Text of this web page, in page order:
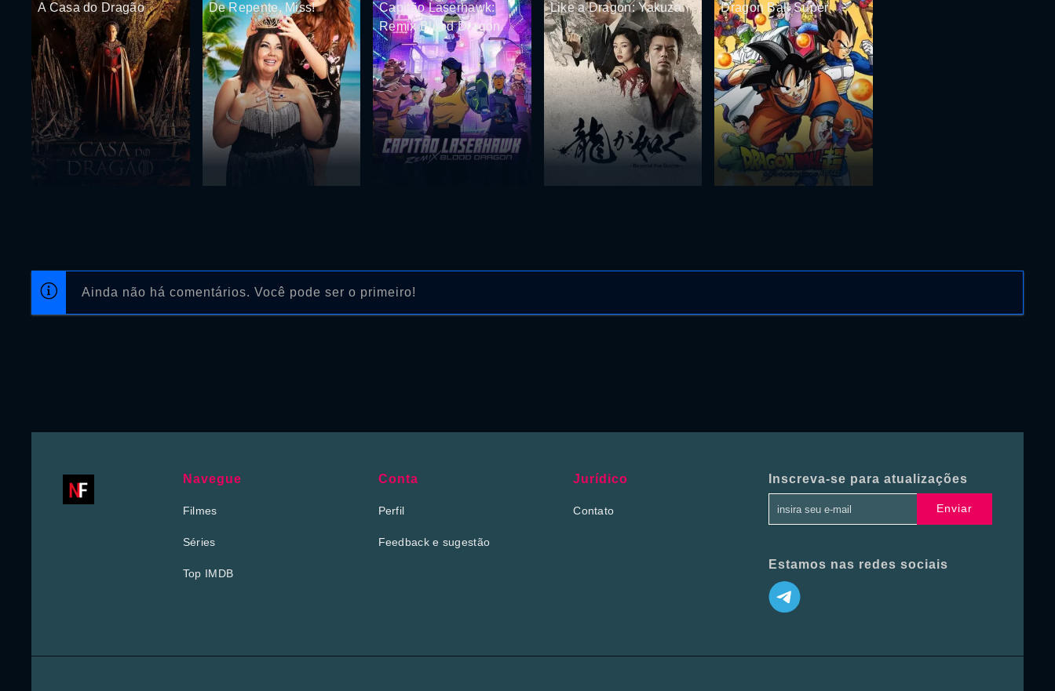
Ainda não há comentários. Você pode ser o primeiro!
A Casa do Dragão De Repente, Miss!
Capitão Laserhawk:
Remix Blood Dragon
Like a Dragon: Yakuza Dragon Ball Super
Navegue
Filmes
Séries
Top IMDB
Conta
Perfil
Feedback e sugestão
Jurídico
Contato
Inscreva-se para atualizações
Enviar
Estamos nas redes sociais